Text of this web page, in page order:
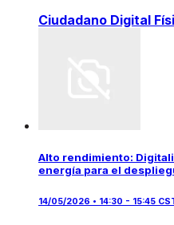
Ciudadano Digital
Alto rendimiento:
energía para el
14/05/2026 • 14:30 - 15:45